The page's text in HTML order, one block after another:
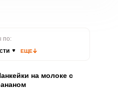
по:
ЕЩЕ
на молоке с